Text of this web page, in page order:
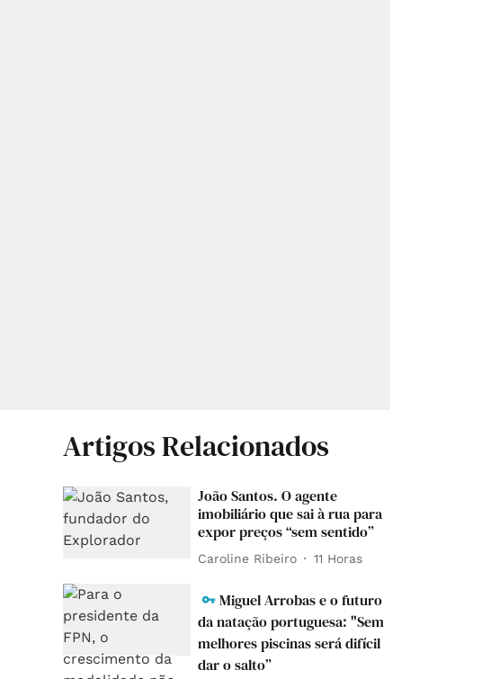
Artigos Relacionados
João Santos. O agente
imobiliário que sai à rua para
expor preços “sem sentido”
Caroline Ribeiro 11 Horas
Miguel Arrobas e o futuro
da natação portuguesa: "Sem
melhores piscinas será difícil
dar o salto”